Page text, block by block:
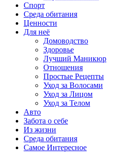
Спорт
Среда обитания
Ценности
Для неё
Домоводство
Здоровье
Лучший Маникюр
Отношения
Простые Рецепты
Уход за Волосами
Уход за Лицом
Уход за Телом
Авто
Забота о себе
Из жизни
Среда обитания
Самое Интересное